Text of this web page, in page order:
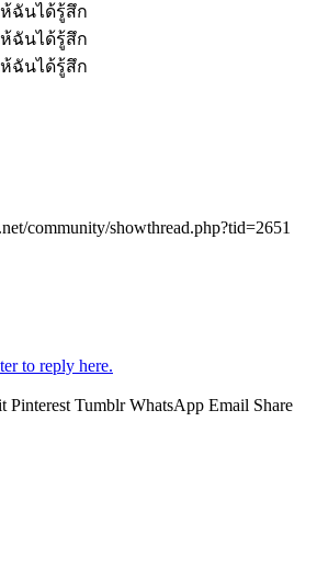
ห้ฉันได้รู้สึก
ห้ฉันได้รู้สึก
ห้ฉันได้รู้สึก
community/showthread.php?tid=2651
to reply here.
Pinterest Tumblr WhatsApp Email Share